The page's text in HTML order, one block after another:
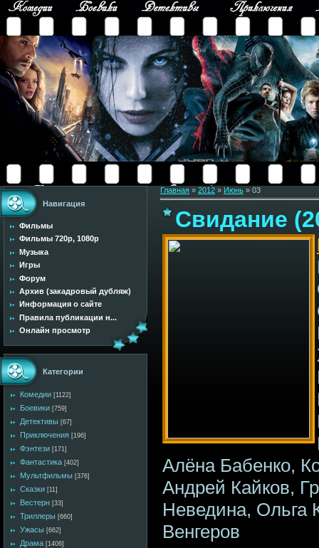
Навигация
Фильмы
Фильмы 720p, 1080p
Музыка
Игры
Форум
Архив (закадровый дубляж)
Информация о сайте
Правила публикации н...
Онлайн просмотр
Категории
Комедии [1122]
Боевики [759]
Детективы [67]
Приключения [196]
Фэнтези [171]
Фантастика [402]
Мультфильмы [376]
Сказки [11]
Вестерн [33]
Триллеры [660]
Ужасы [662]
Драма [1406]
Главная » 2012 » Июнь » 03
Свидание
Алёна Бабенко,
Андрей Кайков,
Неведина, Ольга
Венгеров